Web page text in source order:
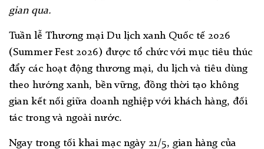
gian qua.
Tuần lễ Thương mại Du lịch xanh Quốc tế 2026
(Summer Fest 2026) được tổ chức với mục tiêu thúc
đẩy các hoạt động thương mại, du lịch và tiêu dùng
theo hướng xanh, bền vững, đồng thời tạo không
gian kết nối giữa doanh nghiệp với khách hàng, đối
tác trong và ngoài nước.
Ngay trong tối khai mạc ngày 21/5, gian hàng của